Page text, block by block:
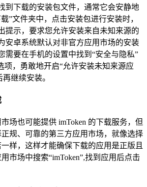
到下载的安装包文件，通常它会安静地
”文件夹中，点击安装包进行安装时，
提示，要求您允许安装来自未知来源的
安卓系统默认对非官方应用市场的安装
需要在手机的设置中找到“安全与隐私”
项，勇敢地开启“允许安装未知来源应
继续安装。
场也可能提供 imToken 的下载服务，但
规、可靠的第三方应用市场，就像选择
样，这样才能确保下载的应用是正版且
市场中搜索“imToken”,找到应用后点击